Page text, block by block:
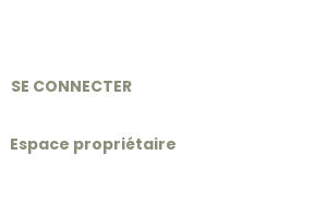
SE CONNECTER
Espace propriétaire